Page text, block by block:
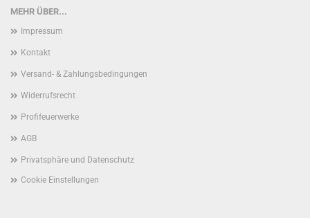
MEHR ÜBER...
Impressum
Kontakt
Versand- & Zahlungsbedingungen
Widerrufsrecht
Profifeuerwerke
AGB
Privatsphäre und Datenschutz
Cookie Einstellungen